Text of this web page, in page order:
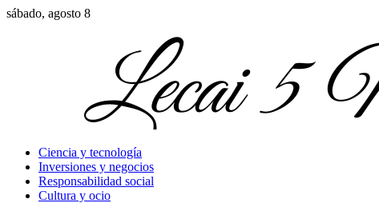
sábado, agosto 8
Ciencia y tecnología
Inversiones y negocios
Responsabilidad social
Cultura y ocio